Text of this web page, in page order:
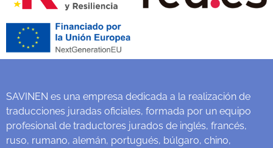
SAVINEN es una empresa dedicada a la realización de
traducciones juradas oficiales, formada por un equipo
profesional de traductores jurados de inglés, francés,
ruso, rumano, alemán, portugués, búlgaro, chino,